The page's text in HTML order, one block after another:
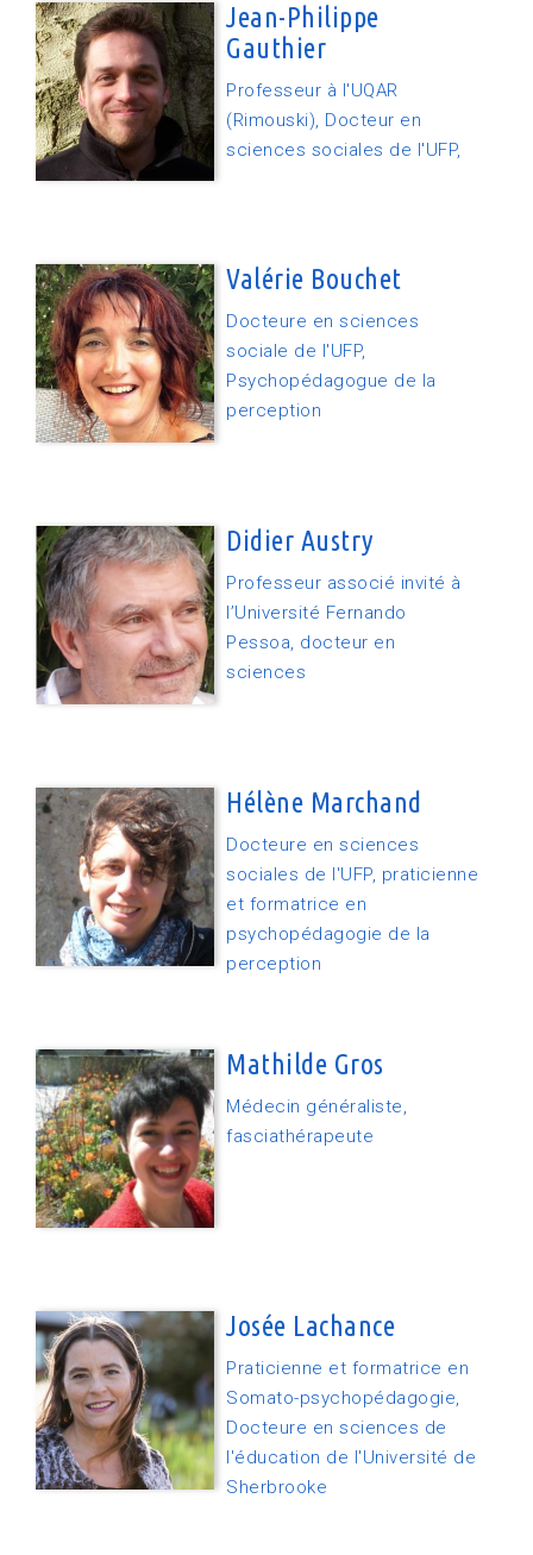
Jean-Philippe
Gauthier
Professeur à l'UQAR
(Rimouski), Docteur en
sciences sociales de l'UFP,
Valérie Bouchet
Docteure en sciences
sociale de l'UFP,
Psychopédagogue de la
perception
Didier Austry
Professeur associé invité à
l’Université Fernando
Pessoa, docteur en
sciences
Hélène Marchand
Docteure en sciences
sociales de l'UFP, praticienne
et formatrice en
psychopédagogie de la
perception
Mathilde Gros
Médecin généraliste,
fasciathérapeute
Josée Lachance
Praticienne et formatrice en
Somato-psychopédagogie,
Docteure en sciences de
l'éducation de l'Université de
Sherbrooke